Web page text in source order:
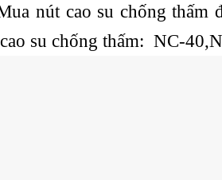
nút cao su chống thấm
su chống thấm: NC-